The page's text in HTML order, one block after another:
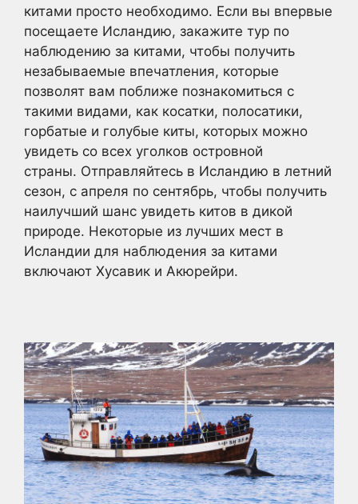
китами просто необходимо. Если вы впервые
посещаете Исландию, закажите тур по
наблюдению за китами, чтобы получить
незабываемые впечатления, которые
позволят вам поближе познакомиться с
такими видами, как косатки, полосатики,
горбатые и голубые киты, которых можно
увидеть со всех уголков островной
страны. Отправляйтесь в Исландию в летний
сезон, с апреля по сентябрь, чтобы получить
наилучший шанс увидеть китов в дикой
природе. Некоторые из лучших мест в
Исландии для наблюдения за китами
включают Хусавик и Акюрейри.